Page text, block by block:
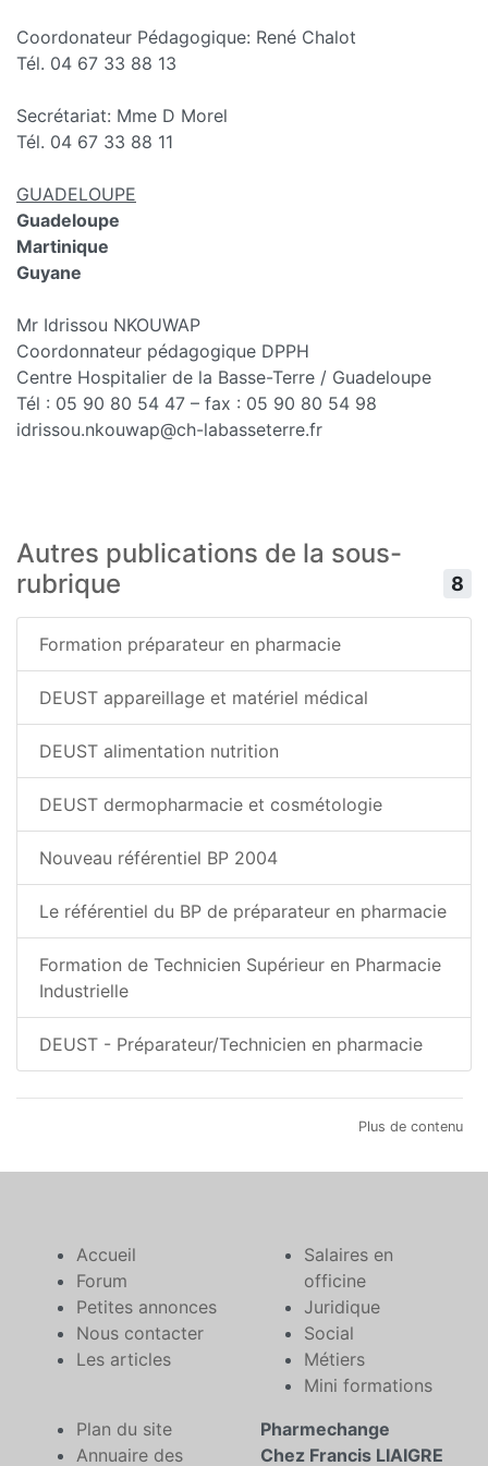
Coordonateur Pédagogique: René Chalot
Tél. 04 67 33 88 13
Secrétariat: Mme D Morel
Tél. 04 67 33 88 11
GUADELOUPE
Guadeloupe
Martinique
Guyane
Mr Idrissou NKOUWAP
Coordonnateur pédagogique DPPH
Centre Hospitalier de la Basse-Terre / Guadeloupe
Tél : 05 90 80 54 47 – fax : 05 90 80 54 98
idrissou.nkouwap@ch-labasseterre.fr
Autres publications de la sous-
rubrique
8
Formation préparateur en pharmacie
DEUST appareillage et matériel médical
DEUST alimentation nutrition
DEUST dermopharmacie et cosmétologie
Nouveau référentiel BP 2004
Le référentiel du BP de préparateur en pharmacie
Formation de Technicien Supérieur en Pharmacie
Industrielle
DEUST - Préparateur/Technicien en pharmacie
Plus de contenu
Accueil
Forum
Petites annonces
Nous contacter
Les articles
Salaires en
officine
Juridique
Social
Métiers
Mini formations
Plan du site
Annuaire des
Pharmechange
Chez Francis LIAIGRE